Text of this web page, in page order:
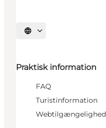
Vælg sprog
Praktisk information
FAQ
Turistinformation
Webtilgængelighed